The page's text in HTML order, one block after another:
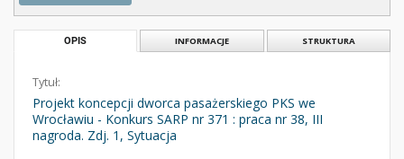
OPIS INFORMACJE STRUKTURA
Tytuł:
Projekt koncepcji dworca pasażerskiego PKS we
Wrocławiu - Konkurs SARP nr 371 : praca nr 38, III
nagroda. Zdj. 1, Sytuacja